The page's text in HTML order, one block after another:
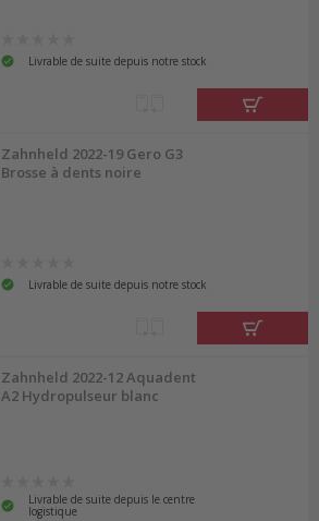
Livrable de suite depuis notre stock
Zahnheld 2022-19 Gero G3
Brosse à dents noire
Livrable de suite depuis notre stock
Zahnheld 2022-12 Aquadent
A2 Hydropulseur blanc
Livrable de suite depuis le centre
logistique